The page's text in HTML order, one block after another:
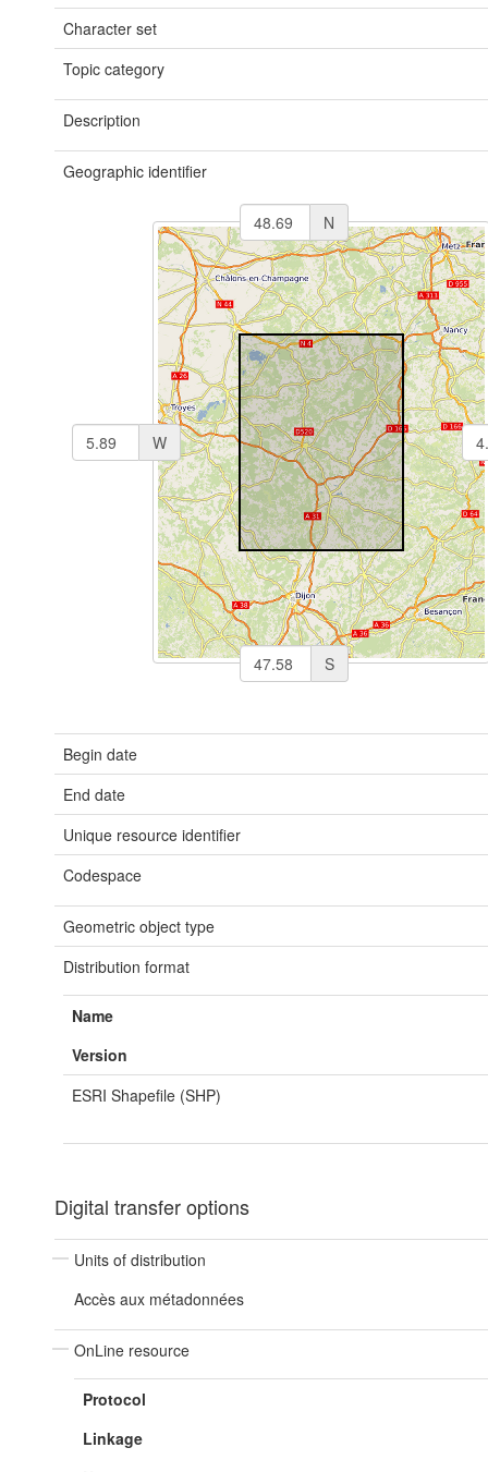
Character set
Topic category
Description
Geographic identifier
N
S
W
Begin date
End date
Unique resource identifier
Codespace
Geometric object type
Distribution format
Name
Version
ESRI Shapefile (SHP)
Digital transfer options
Units of distribution
Accès aux métadonnées
OnLine resource
Protocol
Linkage